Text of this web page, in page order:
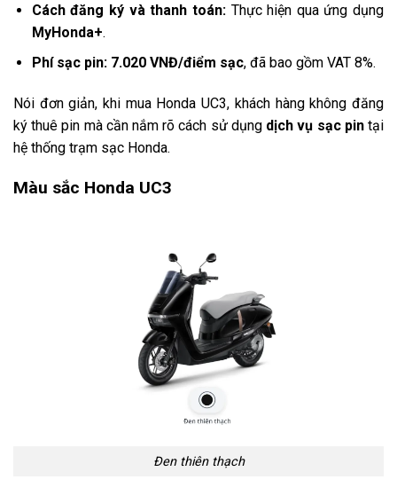
Cách đăng ký và thanh toán:Thực hiện qua ứng dụng
MyHonda+.
Phí sạc pin: 7.020 VNĐ/điểm sạc, đã bao gồm VAT 8%.
Nói đơn giản, khi mua Honda UC3, khách hàng không đăng
ký thuê pin mà cần nắm rõ cách sử dụng dịch vụ sạc pintại
hệ thống trạm sạc Honda.
Màu sắc Honda UC3
Đen thiên thạch